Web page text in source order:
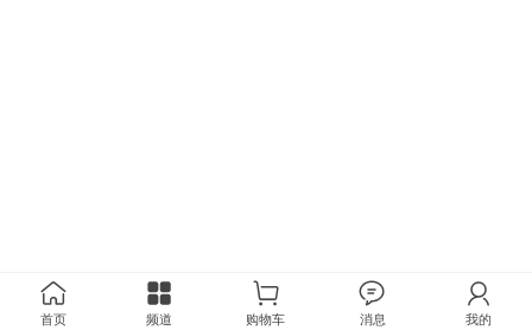
首页 频道 购物车 消息 我的